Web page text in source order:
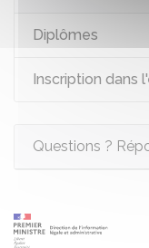
Diplômes
Inscription dans
Questions ?